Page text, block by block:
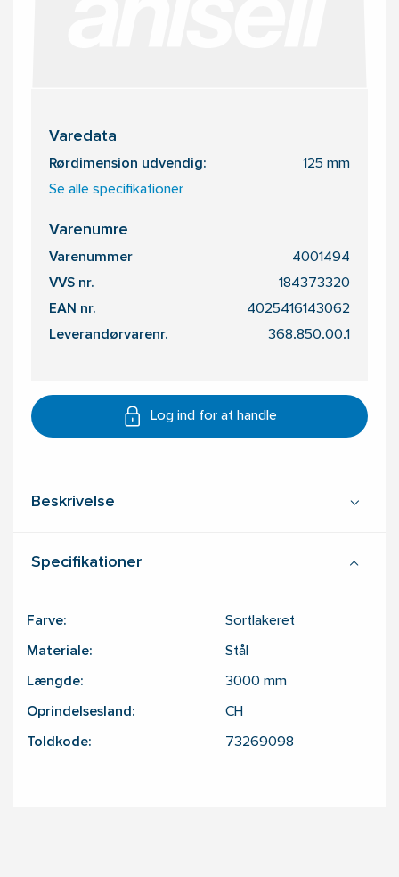
Varedata
Rørdimension udvendig: 125 mm
Se alle specifikationer
Varenumre
Varenummer 4001494
VVS nr. 184373320
EAN nr. 4025416143062
Leverandørvarenr. 368.850.00.1
Log ind for at handle
Beskrivelse
Specifikationer
Farve: Sortlakeret
Materiale: Stål
Længde: 3000 mm
Oprindelsesland: CH
Toldkode: 73269098